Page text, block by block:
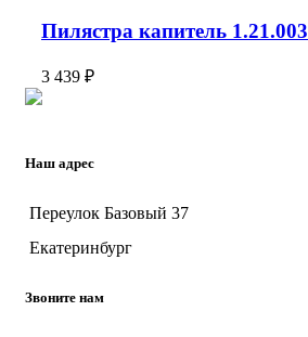
Пилястра капитель 1.21.003
3 439 ₽
Наш адрес
Переулок Базовый 37
Екатеринбург
Звоните нам